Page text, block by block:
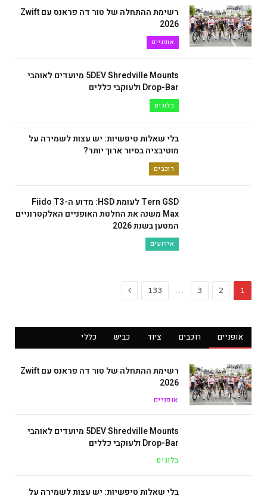
רשימת ההתחלה של טור דה פראנס עם Zwift
2026
אופניים
5DEV Shredville Mounts מיועדים לאוהבי
Drop-Bar ולעוקבי כללים
בלוגים
בלי שאלות טיפשיות: יש עצות לשמירה על
מוטיבציה בסיור ארוך יותר?
רוכבים
Tern GSD לעומת HSD: מדוע ה-Fiido T3
Max משנה את החלטת האופניים האלקטרוניים
המטען בשנת 2026
אירועים
1
2
3
…
133
Next
אופניים רוכבים ציוד כביש כללי
רשימת ההתחלה של טור דה פראנס עם Zwift
2026
אופניים
5DEV Shredville Mounts מיועדים לאוהבי
Drop-Bar ולעוקבי כללים
בלוגים
בלי שאלות טיפשיות: יש עצות לשמירה על